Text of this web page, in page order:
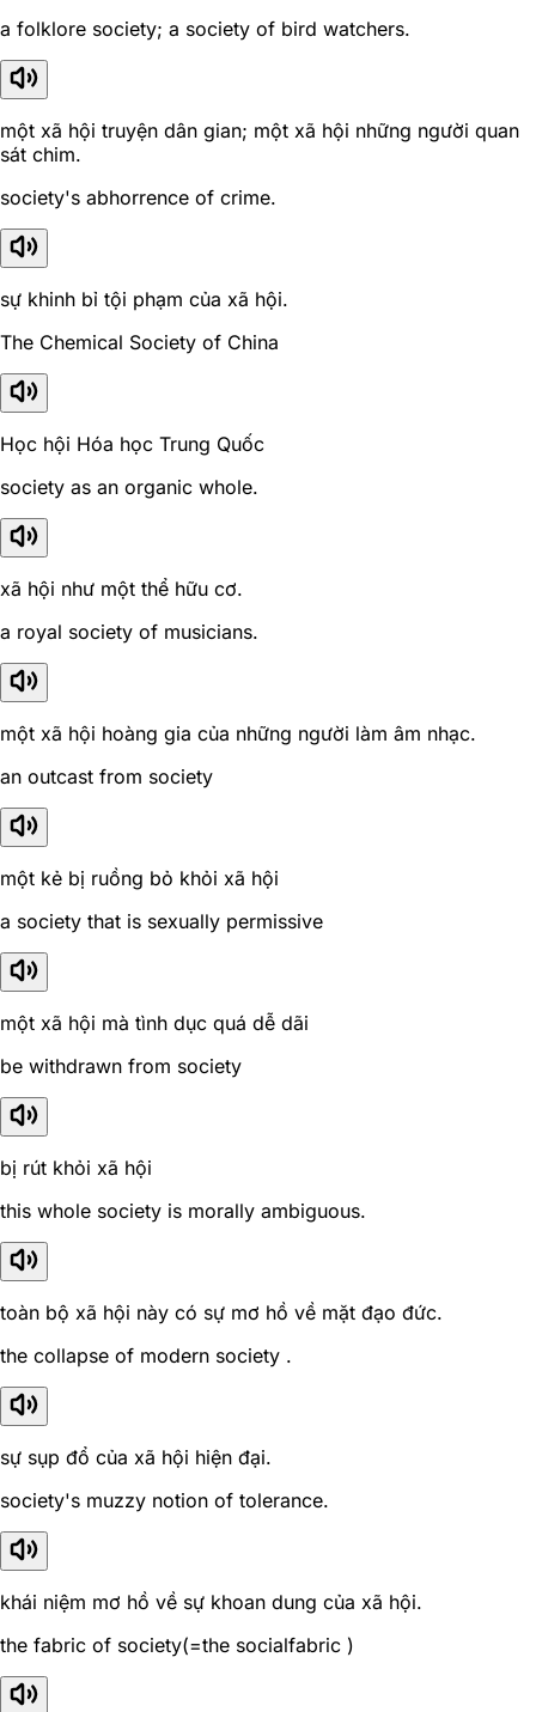
a folklore society; a society of bird watchers.
một xã hội truyện dân gian; một xã hội những người quan
sát chim.
society's abhorrence of crime.
sự khinh bỉ tội phạm của xã hội.
The Chemical Society of China
Học hội Hóa học Trung Quốc
society as an organic whole.
xã hội như một thể hữu cơ.
a royal society of musicians.
một xã hội hoàng gia của những người làm âm nhạc.
an outcast from society
một kẻ bị ruồng bỏ khỏi xã hội
a society that is sexually permissive
một xã hội mà tình dục quá dễ dãi
be withdrawn from society
bị rút khỏi xã hội
this whole society is morally ambiguous.
toàn bộ xã hội này có sự mơ hồ về mặt đạo đức.
the collapse of modern society .
sự sụp đổ của xã hội hiện đại.
society's muzzy notion of tolerance.
khái niệm mơ hồ về sự khoan dung của xã hội.
the fabric of society(=the socialfabric )